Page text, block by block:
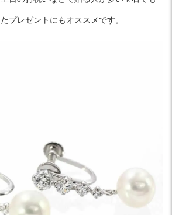
プレゼントにもオススメです。